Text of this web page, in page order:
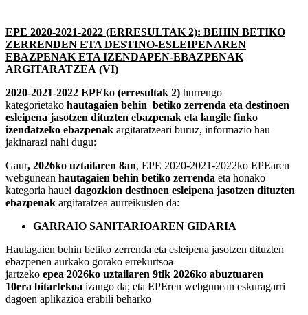
EPE 2020-2021-2022 (ERRESULTAK 2): BEHIN BETIKO
ZERRENDEN ETA DESTINO-ESLEIPENAREN
EBAZPENAK ETA IZENDAPEN-EBAZPENAK
ARGITARATZEA (VI)
2020-2021-2022 EPEko (erresultak 2) hurrengo
kategorietako hautagaien behin betiko zerrenda eta destinoen
esleipena jasotzen dituzten ebazpenak eta langile finko
izendatzeko ebazpenak argitaratzeari buruz, informazio hau
jakinarazi nahi dugu:
Gaur, 2026ko uztailaren 8an, EPE 2020-2021-2022ko EPEaren
webgunean hautagaien behin betiko zerrenda eta honako
kategoria hauei dagozkion destinoen esleipena jasotzen dituzten
ebazpenak argitaratzea aurreikusten da:
GARRAIO SANITARIOAREN GIDARIA
Hautagaien behin betiko zerrenda eta esleipena jasotzen dituzten
ebazpenen aurkako gorako errekurtsoa
jartzeko epea 2026ko uztailaren 9tik 2026ko abuztuaren
10era bitartekoa izango da; eta EPEren webgunean eskuragarri
dagoen aplikazioa erabili beharko